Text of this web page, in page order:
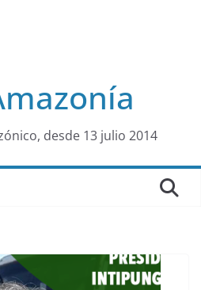
desde 13 julio 2014